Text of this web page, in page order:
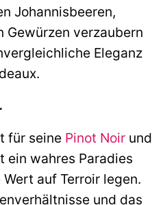
Johannisbeeren,
Gewürzen verzaubern
Eleganz
für seine Pinot Noir und
ein wahres Paradies
auf Terroir legen.
und das